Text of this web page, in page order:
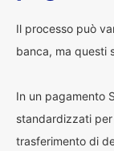
Il processo può
banca, ma questi
In un pagamento
standardizzati
trasferimento di